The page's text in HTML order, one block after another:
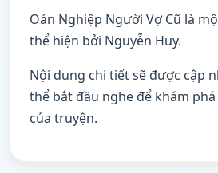
Oán Nghiệp Người Vợ Cũ là
thể hiện bởi Nguyễn Huy.
Nội dung chi tiết sẽ được cập
thể bắt đầu nghe để khám
của truyện.